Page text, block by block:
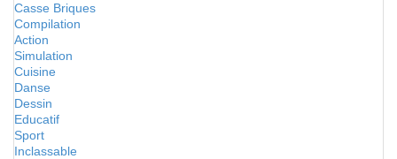
Casse Briques
Compilation
Action
Simulation
Cuisine
Danse
Dessin
Educatif
Sport
Inclassable